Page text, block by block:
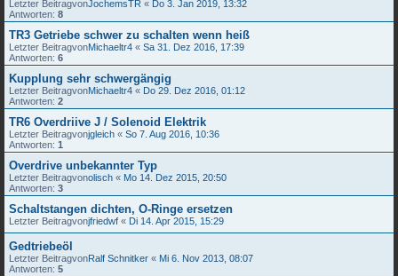
Letzter BeitragvonJochemsTR « Do 3. Jan 2019, 13:32
Antworten: 8
TR3 Getriebe schwer zu schalten wenn heiß
Letzter BeitragvonMichaeltr4 « Sa 31. Dez 2016, 17:39
Antworten: 6
Kupplung sehr schwergängig
Letzter BeitragvonMichaeltr4 « Do 29. Dez 2016, 01:12
Antworten: 2
TR6 Overdriive J / Solenoid Elektrik
Letzter Beitragvonjgleich « So 7. Aug 2016, 10:36
Antworten: 1
Overdrive unbekannter Typ
Letzter Beitragvonolisch « Mo 14. Dez 2015, 20:50
Antworten: 3
Schaltstangen dichten, O-Ringe ersetzen
Letzter Beitragvonjfriedwf « Di 14. Apr 2015, 15:29
Gedtriebeöl
Letzter BeitragvonRalf Schnitker « Mi 6. Nov 2013, 08:07
Antworten: 5